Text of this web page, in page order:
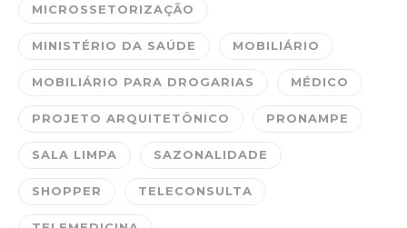
MICROSSETORIZAÇÃO
MINISTÉRIO DA SAÚDE MOBILIÁRIO
MOBILIÁRIO PARA DROGARIAS MÉDICO
PROJETO ARQUITETÔNICO PRONAMPE
SALA LIMPA SAZONALIDADE
SHOPPER TELECONSULTA